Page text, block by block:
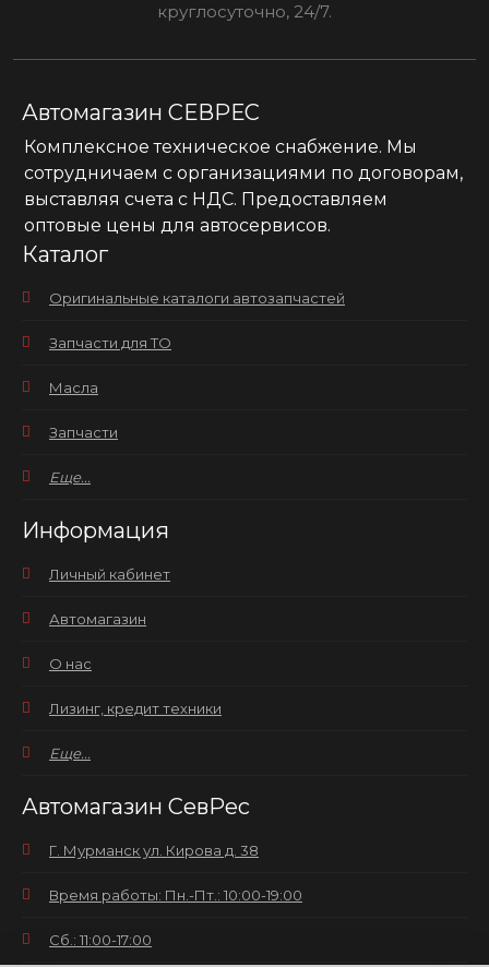
круглосуточно, 24/7.
Автомагазин СЕВРЕС
Комплексное техническое снабжение. Мы
сотрудничаем с организациями по договорам,
выставляя счета с НДС. Предоставляем
оптовые цены для автосервисов.
Каталог
Оригинальные каталоги автозапчастей
Запчасти для ТО
Масла
Запчасти
Еще...
Информация
Личный кабинет
Автомагазин
О нас
Лизинг, кредит техники
Еще...
Автомагазин СевРес
Г. Мурманск ул. Кирова д. 38
Время работы: Пн.-Пт.: 10:00-19:00
Сб.: 11:00-17:00